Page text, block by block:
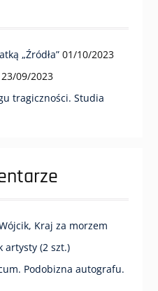
„Źródła” 01/10/2023
23/09/2023
tragiczności. Studia
Kraj za morzem
artysty (2 szt.)
Podobizna autografu.